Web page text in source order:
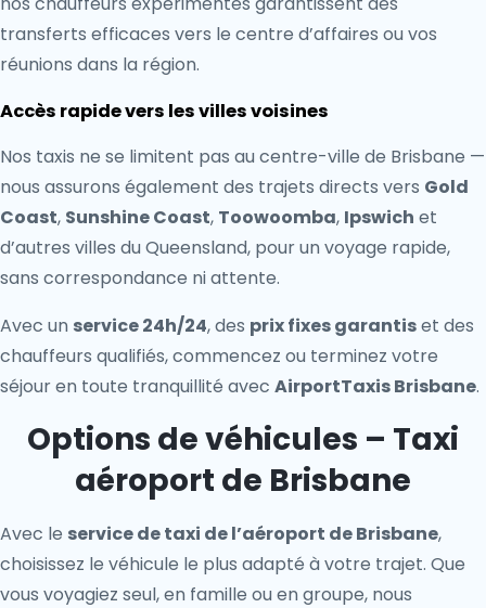
transferts efficaces vers le centre d’affaires ou vos
réunions dans la région.
Accès rapide vers les villes voisines
Nos taxis ne se limitent pas au centre-ville de Brisbane —
nous assurons également des trajets directs vers Gold
Coast, Sunshine Coast, Toowoomba, Ipswich et
d’autres villes du Queensland, pour un voyage rapide,
sans correspondance ni attente.
Avec un service 24h/24, des prix fixes garantiset des
chauffeurs qualifiés, commencez ou terminez votre
séjour en toute tranquillité avec AirportTaxis Brisbane.
Options de véhicules – Taxi
aéroport de Brisbane
Avec le service de taxi de l’aéroport de Brisbane,
choisissez le véhicule le plus adapté à votre trajet. Que
vous voyagiez seul, en famille ou en groupe, nous